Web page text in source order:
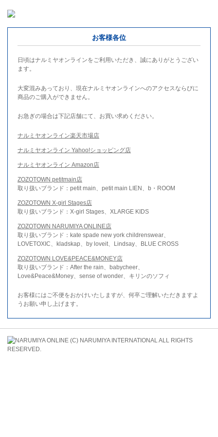
お客様各位
日頃はナルミヤオンラインをご利用いただき、誠にありがとうござい
ます。
大変混みあっており、現在ナルミヤオンラインへのアクセスならびに
商品のご購入ができません。
お急ぎの場合は下記店舗にて、お買い求めください。
ナルミヤオンライン楽天市場店
ナルミヤオンライン Yahoo!ショッピング店
ナルミヤオンライン Amazon店
ZOZOTOWN petitmain店
取り扱いブランド：petit main、petit main LIEN、b・ROOM
ZOZOTOWN X-girl Stages店
取り扱いブランド：X-girl Stages、XLARGE KIDS
ZOZOTOWN NARUMIYA ONLINE店
取り扱いブランド：kate spade new york childrenswear、
LOVETOXIC、kladskap、by loveit、Lindsay、BLUE CROSS
ZOZOTOWN LOVE&PEACE&MONEY店
取り扱いブランド：After the rain、babycheer、
Love&Peace&Money、sense of wonder、キリンのソフィ
お客様にはご不便をおかけいたしますが、何卒ご理解いただきますよ
うお願い申し上げます。